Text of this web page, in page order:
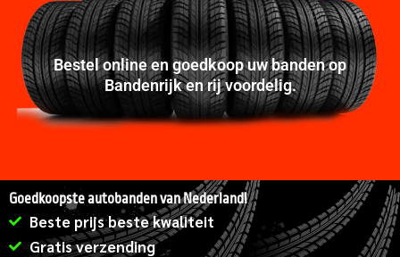
Bestel online en goedkoop uw banden op
Bandenrijk en rij voordelig.
Goedkoopste autobanden van Nederland!
Beste prijs beste kwaliteit
Gratis verzending